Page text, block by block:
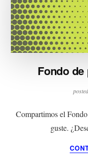
Fondo
Compartimos el
guste.